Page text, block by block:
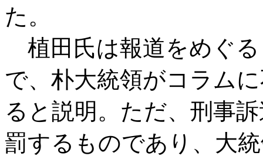
た。
植田氏は報道をめぐ
で、朴大統領がコラム
ると説明。ただ、刑事
罰するものであり、大